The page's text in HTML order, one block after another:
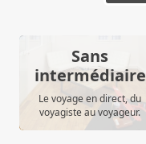
Sans
intermédiaire
Le voyage en direct, du
voyagiste au voyageur.